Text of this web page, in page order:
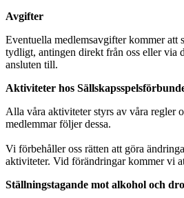
Avgifter
Eventuella medlemsavgifter kommer att
tydligt, antingen direkt från oss eller via
ansluten till.
Aktiviteter hos
Alla våra aktiviteter styrs av våra regler
medlemmar följer dessa.
Vi förbehåller oss rätten att göra
aktiviteter. Vid förändringar kommer vi
Ställningstagande mot alkohol och